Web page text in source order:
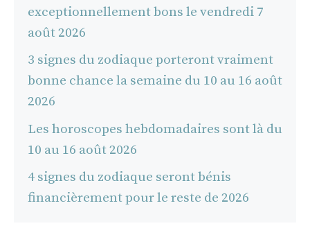
exceptionnellement bons le vendredi 7
août 2026
3 signes du zodiaque porteront vraiment
bonne chance la semaine du 10 au 16 août
2026
Les horoscopes hebdomadaires sont là du
10 au 16 août 2026
4 signes du zodiaque seront bénis
financièrement pour le reste de 2026